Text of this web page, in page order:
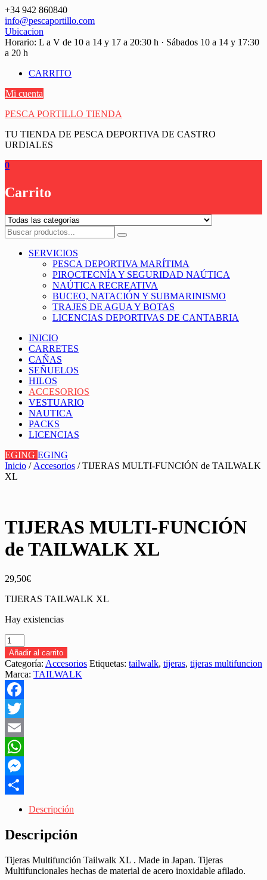
Saltar
contenido
+34 942 860840
info@pescaportillo.com
Ubicacion
Horario: L a V de 10 a 14 y 17 a 20:30 h · Sábados 10 a 14 y 17:30
a 20 h
CARRITO
Mi cuenta
PESCA PORTILLO TIENDA
TU TIENDA DE PESCA DEPORTIVA DE CASTRO
URDIALES
0
Carrito
SERVICIOS
PESCA DEPORTIVA MARÍTIMA
PIROCTECNÍA Y SEGURIDAD NAÚTICA
NAÚTICA RECREATIVA
BUCEO, NATACIÓN Y SUBMARINISMO
TRAJES DE AGUA Y BOTAS
LICENCIAS DEPORTIVAS DE CANTABRIA
INICIO
CARRETES
CAÑAS
SEÑUELOS
HILOS
ACCESORIOS
VESTUARIO
NAUTICA
PACKS
LICENCIAS
EGING EGING
Inicio / Accesorios / TIJERAS MULTI-FUNCIÓN de TAILWALK
XL
TIJERAS MULTI-FUNCIÓN
de TAILWALK XL
29,50€
TIJERAS TAILWALK XL
Hay existencias
TIJERAS
MULTI-
FUNCIÓN
de
TAILWALK
XL
cantidad
Añadir al carrito
Categoría: Accesorios Etiquetas: tailwalk, tijeras, tijeras multifuncion
Marca: TAILWALK
Facebook
Twitter
Email
WhatsApp
Messenger
Descripción
Descripción
Tijeras Multifunción Tailwalk XL . Made in Japan. Tijeras
Multifuncionales hechas de material de acero inoxidable afilado.